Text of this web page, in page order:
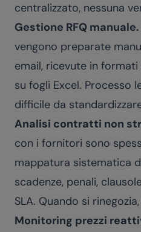
centralizzato, nessuna
Gestione RFQ manuale.
vengono preparate
email, ricevute in
su fogli Excel. Processo
difficile da
Analisi contratti non
con i fornitori sono
mappatura sistematica
scadenze, penali,
SLA. Quando si
Monitoring prezzi